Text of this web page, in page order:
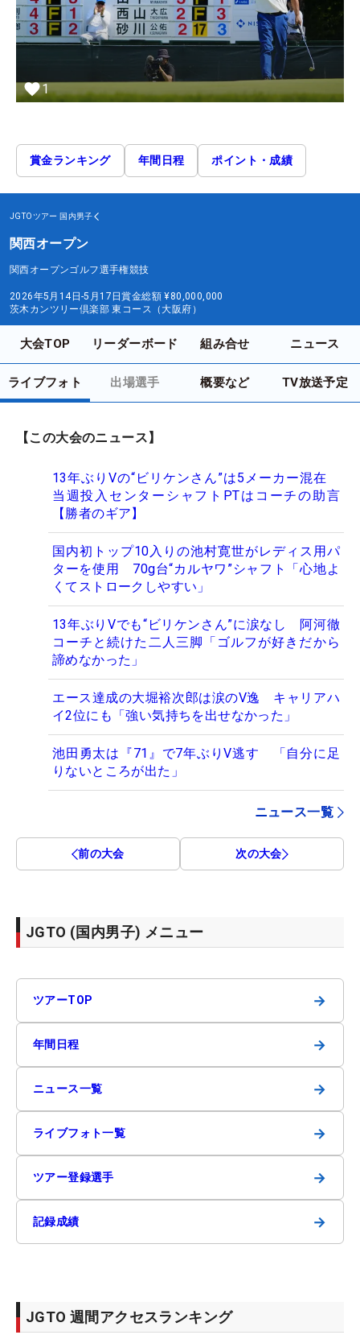
1
賞金ランキング 年間日程 ポイント・成績
JGTOツアー 国内男子
関西オープン
関西オープンゴルフ選手権競技
2026年5月14日-5月17日賞金総額 ¥80,000,000
茨木カンツリー倶楽部 東コース（大阪府）
大会TOP リーダーボード 組み合せ ニュース
ライブフォト 出場選手 概要など TV放送予定
【この大会のニュース】
13年ぶりVの“ビリケンさん”は5メーカー混在
当週投入センターシャフトPTはコーチの助言
【勝者のギア】
国内初トップ10入りの池村寛世がレディス用パ
ターを使用 70g台“カルヤワ”シャフト「心地よ
くてストロークしやすい」
13年ぶりVでも“ビリケンさん”に涙なし 阿河徹
コーチと続けた二人三脚「ゴルフが好きだから
諦めなかった」
エース達成の大堀裕次郎は涙のV逸 キャリアハ
イ2位にも「強い気持ちを出せなかった」
池田勇太は『71』で7年ぶりV逃す 「自分に足
りないところが出た」
ニュース一覧
前の大会 次の大会
JGTO (国内男子) メニュー
ツアーTOP →
年間日程 →
ニュース一覧 →
ライブフォト一覧 →
ツアー登録選手 →
記録成績 →
JGTO 週間アクセスランキング